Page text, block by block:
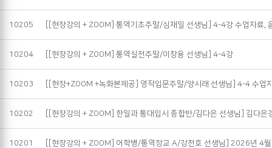
10205 [[현장강의 + ZOOM] 통역기초주말/심재일 선생님] 4-4강 수업자료,
10204 [[현장강의 + ZOOM] 통역실전주말/이창용 선생님] 4-4강
10203 [[현장+ZOOM +녹화본제공] 영작입문주말/양시래 선생님] 4-4 수업
10202 [[현장강의 + ZOOM] 한일과 통대입시 종합반/김다은 선생님] 김다은
10201 [[현장강의 + ZOOM] 어학병/통역장교 A/강천호 선생님] 2026년 4